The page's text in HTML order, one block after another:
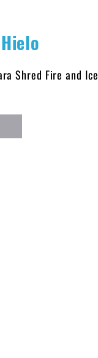
Shred Fire and Ice